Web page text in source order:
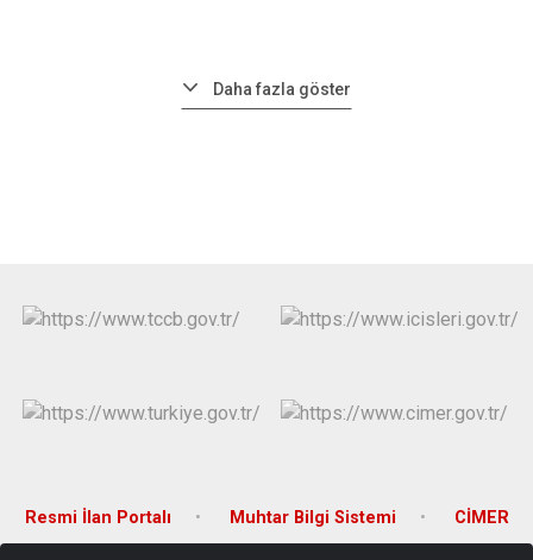
Daha fazla göster
Resmi İlan Portalı Muhtar Bilgi Sistemi CİMER